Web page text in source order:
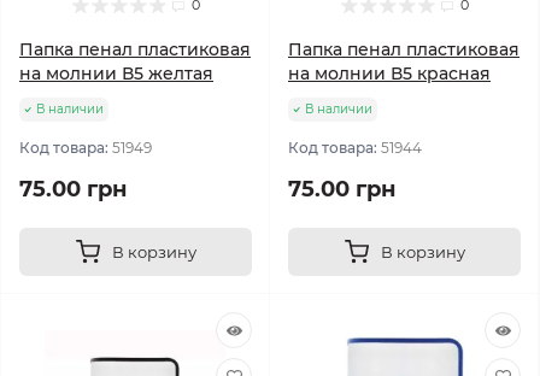
0
Папка пенал пластиковая
на молнии В5 желтая
В наличии
Код товара: 51949
75.00 грн
В корзину
0
Папка пенал пластиковая
на молнии В5 красная
В наличии
Код товара: 51944
75.00 грн
В корзину